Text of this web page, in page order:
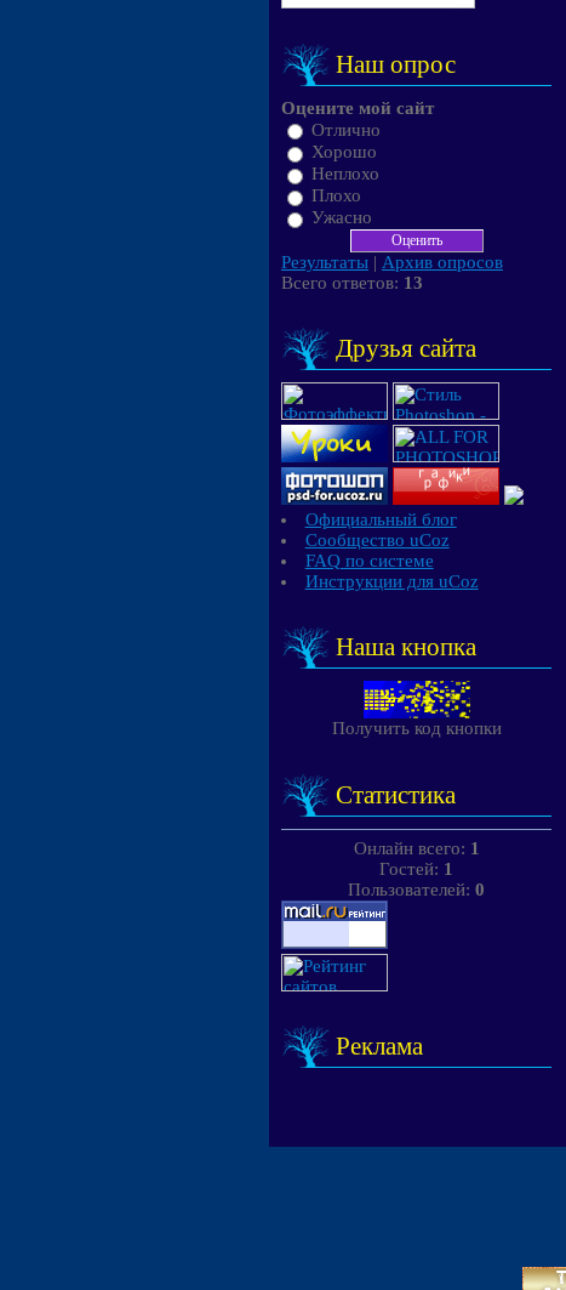
Наш опрос
Оцените мой сайт
Отлично
Хорошо
Неплохо
Плохо
Ужасно
Результаты | Архив опросов
Всего ответов: 13
Друзья сайта
Официальный блог
Сообщество uCoz
FAQ по системе
Инструкции для uCoz
Наша кнопка
Получить код кнопки
Статистика
Онлайн всего: 1
Гостей: 1
Пользователей: 0
Реклама